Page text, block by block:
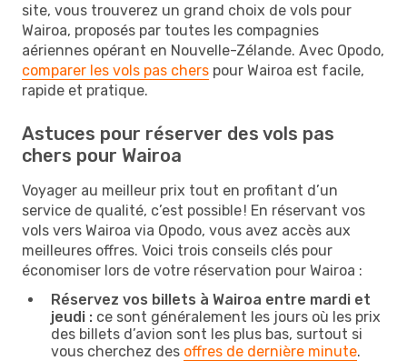
site, vous trouverez un grand choix de vols pour
Wairoa, proposés par toutes les compagnies
aériennes opérant en Nouvelle-Zélande. Avec Opodo,
comparer les vols pas chers pour Wairoa est facile,
rapide et pratique.
Astuces pour réserver des vols pas
chers pour Wairoa
Voyager au meilleur prix tout en profitant d’un
service de qualité, c’est possible ! En réservant vos
vols vers Wairoa via Opodo, vous avez accès aux
meilleures offres. Voici trois conseils clés pour
économiser lors de votre réservation pour Wairoa :
Réservez vos billets à Wairoa entre mardi et
jeudi : ce sont généralement les jours où les prix
des billets d’avion sont les plus bas, surtout si
vous cherchez des offres de dernière minute.